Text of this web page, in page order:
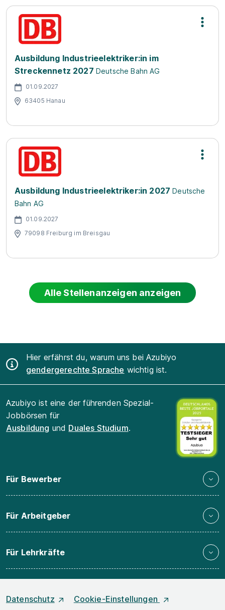
Ausbildung Industrieelektriker:in im
Streckennetz 2027 Deutsche Bahn AG
01.09.2027
63405 Hanau
Ausbildung Industrieelektriker:in 2027 Deutsche
Bahn AG
01.09.2027
79098 Freiburg im Breisgau
Alle Stellenanzeigen anzeigen
Hier erfährst du, warum uns bei Azubiyo
gendergerechte Sprache wichtig ist.
Azubiyo ist eine der führenden Spezial-
Jobbörsen für
Ausbildung und Duales Studium.
Für Bewerber
Für Arbeitgeber
Für Lehrkräfte
Datenschutz Cookie-Einstellungen